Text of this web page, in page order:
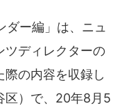
ー編」は、ニュ
ツディレクターの
の内容を収録し
区）で、20年8月5